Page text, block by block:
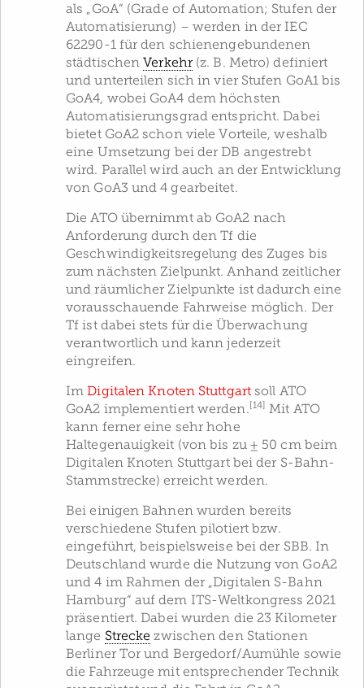
als „GoA“ (Grade of Automation; Stufen der
Automatisierung) – werden in der IEC
62290-1 für den schienengebundenen
städtischenVerkehr(z. B. Metro) definiert
und unterteilen sich in vier Stufen GoA1 bis
GoA4, wobei GoA4 dem höchsten
Automatisierungsgrad entspricht. Dabei
bietet GoA2 schon viele Vorteile, weshalb
eine Umsetzung bei der DB angestrebt
wird. Parallel wird auch an der Entwicklung
von GoA3 und 4 gearbeitet.
Die ATO übernimmt ab GoA2 nach
Anforderung durch den Tf die
Geschwindigkeitsregelung des Zuges bis
zum nächsten Zielpunkt. Anhand zeitlicher
und räumlicher Zielpunkte ist dadurch eine
vorausschauende Fahrweise möglich. Der
Tf ist dabei stets für die Überwachung
verantwortlich und kann jederzeit
eingreifen.
ImDigitalen Knoten Stuttgartsoll ATO
GoA2 implementiert werden.[14] Mit ATO
kann ferner eine sehr hohe
Haltegenauigkeit (von bis zu ± 50 cm beim
Digitalen Knoten Stuttgart bei der S-Bahn-
Stammstrecke) erreicht werden.
Bei einigen Bahnen wurden bereits
verschiedene Stufen pilotiert bzw.
eingeführt, beispielsweise bei der SBB. In
Deutschland wurde die Nutzung von GoA2
und 4 im Rahmen der „Digitalen S-Bahn
Hamburg“ auf dem ITS-Weltkongress 2021
präsentiert. Dabei wurden die 23 Kilometer
lange Strecke zwischen den Stationen
Berliner Tor und Bergedorf/Aumühle sowie
die Fahrzeuge mit entsprechender Technik